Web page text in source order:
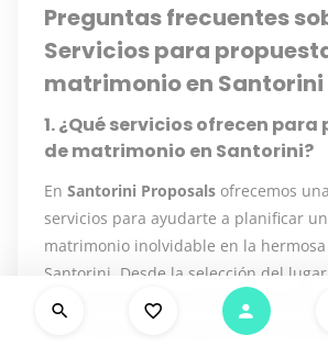
Preguntas frecuentes
Servicios para
matrimonio en Santorini
1. ¿Qué servicios ofrecen
de matrimonio en Santorini?
En Santorini Proposals ofrecemos
servicios para ayudarte a planificar
matrimonio inolvidable en la
Santorini. Desde la selección del
la organización de detalles
para hacer de tu propuesta un